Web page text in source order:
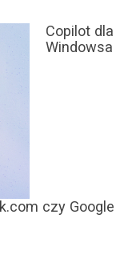
Copilot dla
Windowsa
czy Google